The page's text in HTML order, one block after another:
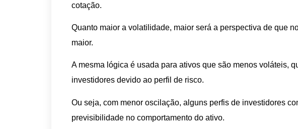
cotação.
Quanto maior a volatilidade, maior será a perspectiva de que
maior.
A mesma lógica é usada para ativos que são menos voláteis,
investidores devido ao perfil de risco.
Ou seja, com menor oscilação, alguns perfis de investidores
previsibilidade no comportamento do ativo.